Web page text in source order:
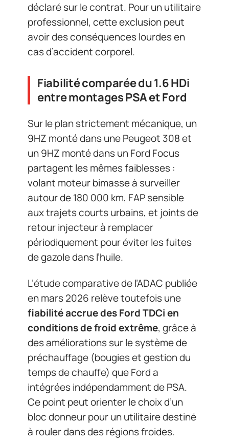
déclaré sur le contrat. Pour un utilitaire
professionnel, cette exclusion peut
avoir des conséquences lourdes en
cas d’accident corporel.
Fiabilité comparée du 1.6 HDi
entre montages PSA et Ford
Sur le plan strictement mécanique, un
9HZ monté dans une Peugeot 308 et
un 9HZ monté dans un Ford Focus
partagent les mêmes faiblesses :
volant moteur bimasse à surveiller
autour de 180 000 km, FAP sensible
aux trajets courts urbains, et joints de
retour injecteur à remplacer
périodiquement pour éviter les fuites
de gazole dans l’huile.
L’étude comparative de l’ADAC publiée
en mars 2026 relève toutefois une
fiabilité accrue des Ford TDCi en
conditions de froid extrême, grâce à
des améliorations sur le système de
préchauffage (bougies et gestion du
temps de chauffe) que Ford a
intégrées indépendamment de PSA.
Ce point peut orienter le choix d’un
bloc donneur pour un utilitaire destiné
à rouler dans des régions froides.